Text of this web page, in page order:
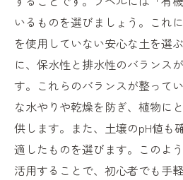
地域ごとに異なる有機
地元の気候に応じた有
地域に適した有機培養
有機培養土による地域
地元の自然環境に合っ
地域に適した有機培養
有機培養土が家庭菜園に
いるものを選びましょう。これ
を使用していない安心な土を選
に、保水性と排水性のバランス
す。これらのバランスが整って
な水やりや乾燥を防ぎ、植物に
供します。また、土壌のpH値も
適したものを選びます。このよ
活用することで、初心者でも手